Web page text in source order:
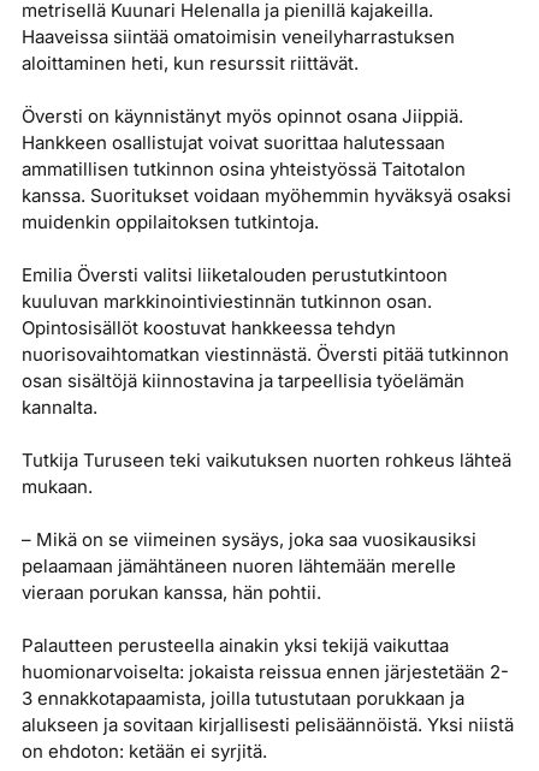
metrisellä Kuunari Helenalla ja pienillä kajakeilla.
Haaveissa siintää omatoimisin veneilyharrastuksen
aloittaminen heti, kun resurssit riittävät.
Översti on käynnistänyt myös opinnot osana Jiippiä.
Hankkeen osallistujat voivat suorittaa halutessaan
ammatillisen tutkinnon osina yhteistyössä Taitotalon
kanssa. Suoritukset voidaan myöhemmin hyväksyä osaksi
muidenkin oppilaitoksen tutkintoja.
Emilia Översti valitsi liiketalouden perustutkintoon
kuuluvan markkinointiviestinnän tutkinnon osan.
Opintosisällöt koostuvat hankkeessa tehdyn
nuorisovaihtomatkan viestinnästä. Översti pitää tutkinnon
osan sisältöjä kiinnostavina ja tarpeellisia työelämän
kannalta.
Tutkija Turuseen teki vaikutuksen nuorten rohkeus lähteä
mukaan.
– Mikä on se viimeinen sysäys, joka saa vuosikausiksi
pelaamaan jämähtäneen nuoren lähtemään merelle
vieraan porukan kanssa, hän pohtii.
Palautteen perusteella ainakin yksi tekijä vaikuttaa
huomionarvoiselta: jokaista reissua ennen järjestetään 2-
3 ennakkotapaamista, joilla tutustutaan porukkaan ja
alukseen ja sovitaan kirjallisesti pelisäännöistä. Yksi niistä
on ehdoton: ketään ei syrjitä.